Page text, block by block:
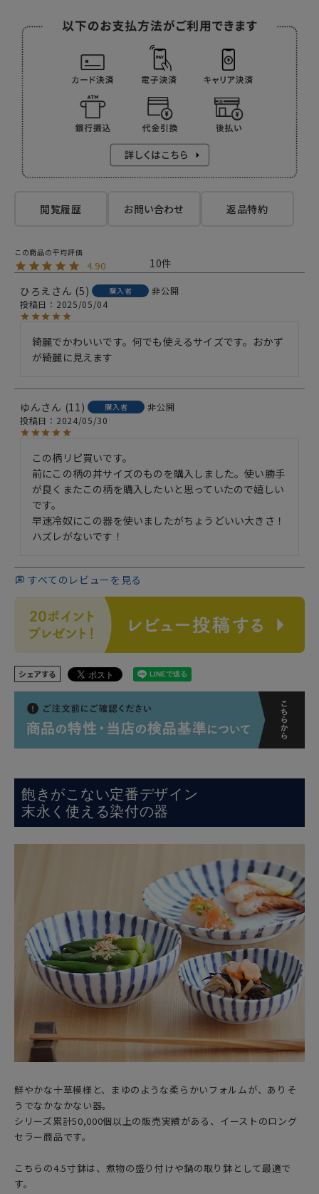
閲覧履歴 お問い合わせ 返品特約
4.90
10
ひろえ
5 購入者
非公開
投稿日
2025/05/04
綺麗でかわいいです。何でも使えるサイズです。おかず
が綺麗に見えます
ゆん 11 購入者
非公開
投稿日
2024/05/30
この柄リピ買いです。
前にこの柄の丼サイズのものを購入しました。使い勝手
が良くまたこの柄を購入したいと思っていたので嬉しい
です。
早速冷奴にこの器を使いましたがちょうどいい大きさ！
ハズレがないです！
すべてのレビューを見る
シェアする
飽きがこない定番デザイン
末永く使える染付の器
鮮やかな十草模様と、まゆのような柔らかいフォルムが、ありそ
うでなかなかない器。
シリーズ累計50,000個以上の販売実績がある、イーストのロング
セラー商品です。
こちらの4.5寸鉢は、煮物の盛り付けや鍋の取り鉢として最適で
す。